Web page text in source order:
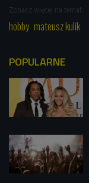
Zobacz więcej na temat:
hobby mateusz kulik
POPULARNE